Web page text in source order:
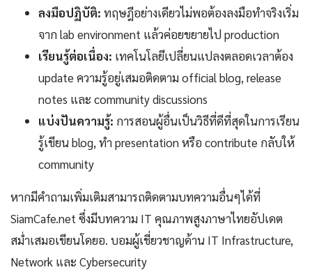
ลงมือปฏิบัติ: ทฤษฎีอย่างเดียวไม่พอต้องลงมือทำจริงเริ่ม
จาก lab environment แล้วค่อยขยายไป production
เรียนรู้ต่อเนื่อง: เทคโนโลยีเปลี่ยนแปลงตลอดเวลาต้อง
update ความรู้อยู่เสมอติดตาม official blog, release
notes และ community discussions
แบ่งปันความรู้: การสอนผู้อื่นเป็นวิธีที่ดีที่สุดในการเรียน
รู้เขียน blog, ทำ presentation หรือ contribute กลับให้
community
หากมีคำถามเพิ่มเติมสามารถติดตามบทความอื่นๆได้ที่
SiamCafe.net ซึ่งมีบทความ IT คุณภาพสูงภาษาไทยอัปเดต
สม่ำเสมอเขียนโดยอ. บอมผู้เชี่ยวชาญด้าน IT Infrastructure,
Network และ Cybersecurity